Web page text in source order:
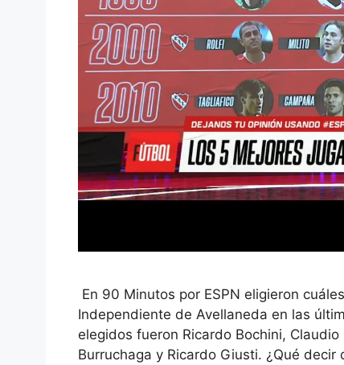
En 90 Minutos por ESPN eligieron
Independiente de Avellaneda en las
elegidos fueron Ricardo Bochini,
Burruchaga y Ricardo Giusti. ¿Qué